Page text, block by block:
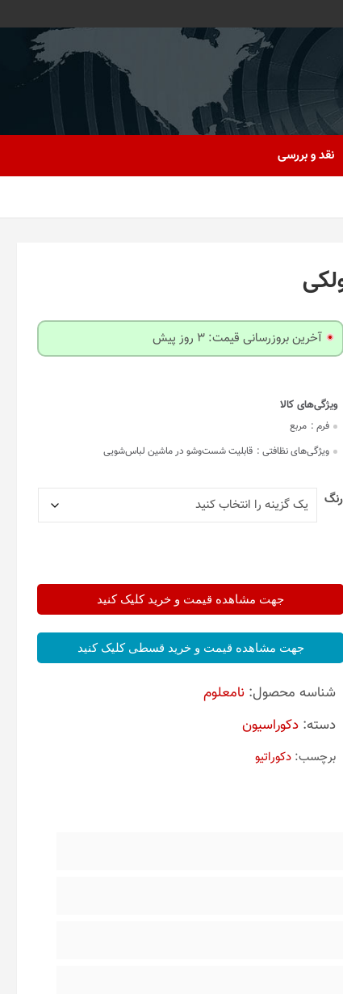
نقد و بررسی
آخرین بروزرسانی قیمت: 3 روز پیش
فرم : مربع
ویژگی‌های نظافتی : قابلیت شست‌وشو در ماشین لباس‌شویی
رنگ
جهت مشاهده قیمت و خرید کلیک کنید
جهت مشاهده قیمت و خرید قسطی کلیک کنید
شناسه محصول: نامعلوم
دسته: دکوراسیون
برچسب: دکوراتیو